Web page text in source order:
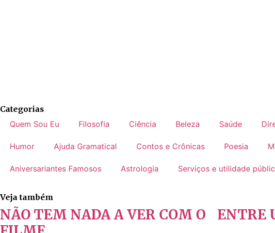
Categorias
Quem Sou Eu
Filosofia Ciência Beleza Saúde
Humor Ajuda Gramatical Contos e Crônicas Poesia
Aniversariantes Famosos Astrologia Serviços e utilidade
Veja também
NÃO TEM NADA A VER COM O
ENTRE